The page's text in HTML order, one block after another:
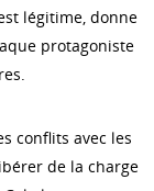
légitime, donne
protagoniste
conflits avec les
de la charge